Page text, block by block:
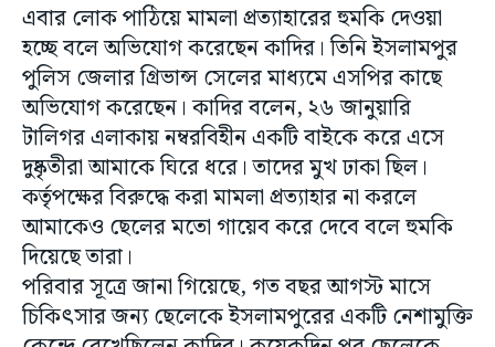
এবার লোক পাঠিয়ে মামলা প্রত্যাহারের হুমকি দেওয়া
হচ্ছে বলে অভিযোগ করেছেন কাদির। তিনি ইসলামপুর
পুলিস জেলার গ্রিভান্স সেলের মাধ্যমে এসপির কাছে
অভিযোগ করেছেন। কাদির বলেন, ২৬ জানুয়ারি
টালিগর এলাকায় নম্বরবিহীন একটি বাইকে করে এসে
দুষ্কৃতীরা আমাকে ঘিরে ধরে। তাদের মুখ ঢাকা ছিল।
কর্তৃপক্ষের বিরুদ্ধে করা মামলা প্রত্যাহার না করলে
আমাকেও ছেলের মতো গায়েব করে দেবে বলে হুমকি
দিয়েছে তারা।
পরিবার সূত্রে জানা গিয়েছে, গত বছর আগস্ট মাসে
চিকিৎসার জন্য ছেলেকে ইসলামপুরের একটি নেশামুক্তি